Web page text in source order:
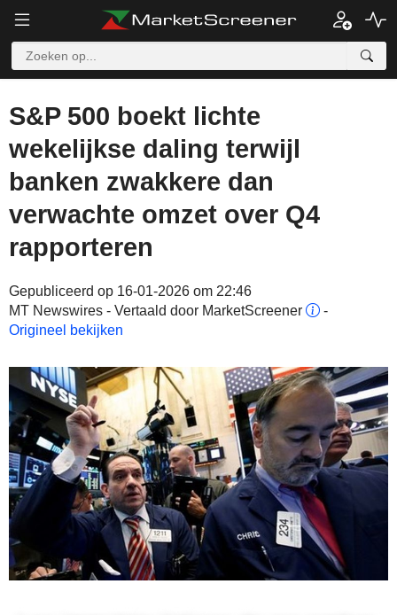
S&P 500 boekt lichte
wekelijkse daling terwijl
banken zwakkere dan
verwachte omzet over Q4
rapporteren
Gepubliceerd op 16-01-2026 om 22:46
MT Newswires - Vertaald door MarketScreener
-
Origineel bekijken